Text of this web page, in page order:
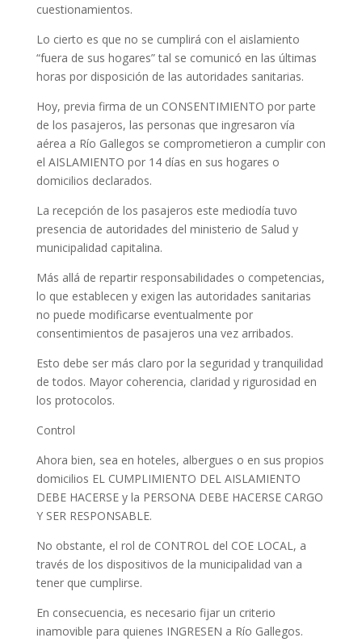
cuestionamientos.
Lo cierto es que no se cumplirá con el aislamiento
“fuera de sus hogares” tal se comunicó en las últimas
horas por disposición de las autoridades sanitarias.
Hoy, previa firma de un CONSENTIMIENTO por parte
de los pasajeros, las personas que ingresaron vía
aérea a Río Gallegos se comprometieron a cumplir con
el AISLAMIENTO por 14 días en sus hogares o
domicilios declarados.
La recepción de los pasajeros este mediodía tuvo
presencia de autoridades del ministerio de Salud y
municipalidad capitalina.
Más allá de repartir responsabilidades o competencias,
lo que establecen y exigen las autoridades sanitarias
no puede modificarse eventualmente por
consentimientos de pasajeros una vez arribados.
Esto debe ser más claro por la seguridad y tranquilidad
de todos. Mayor coherencia, claridad y rigurosidad en
los protocolos.
Control
Ahora bien, sea en hoteles, albergues o en sus propios
domicilios EL CUMPLIMIENTO DEL AISLAMIENTO
DEBE HACERSE y la PERSONA DEBE HACERSE CARGO
Y SER RESPONSABLE.
No obstante, el rol de CONTROL del COE LOCAL, a
través de los dispositivos de la municipalidad van a
tener que cumplirse.
En consecuencia, es necesario fijar un criterio
inamovible para quienes INGRESEN a Río Gallegos.